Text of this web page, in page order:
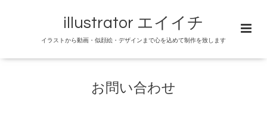
illustrator エイイチ
イラストから動画・似顔絵・デザインまで心を込めて制作を致します
お問い合わせ